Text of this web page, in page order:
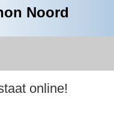
Noord
online!